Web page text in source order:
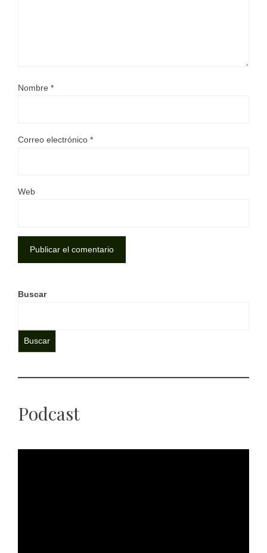
Nombre *
Correo electrónico *
Web
Buscar
Buscar
Podcast